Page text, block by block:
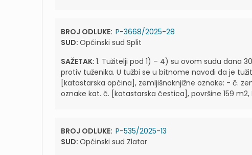
BROJ ODLUKE: P-3668/2025-28
SUD: Općinski sud Split
SAŽETAK: 1. Tužitelji pod 1) – 4) su ovom sudu dana
protiv tuženika. U tužbi se u bitnome navodi da je
[katastarska općina], zemljišnoknjižne oznake: - č.
oznake kat. č. [katastarska čestica], površine 159 m2,
BROJ ODLUKE: P-535/2025-13
SUD: Općinski sud Zlatar